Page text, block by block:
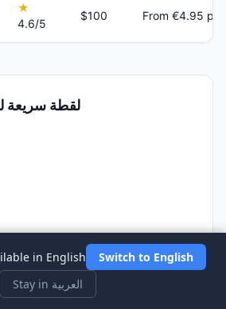
★
4.6/5
$100 From €4.95
لقطة سريعة
(4.8/5)
in English
Switch to English
Stay in العربية